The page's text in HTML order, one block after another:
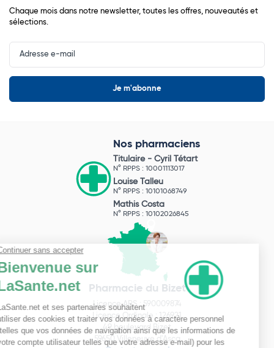
Chaque mois dans notre newsletter, toutes les offres, nouveautés et
sélections.
Input
Newsletter
Nos pharmaciens
Titulaire - Cyril Tétart
N° RPPS : 10001113017
Louise Talleu
N° RPPS : 10101068749
Mathis Costa
N° RPPS : 10102026845
Pharmacie du Bizet
Licence ARS : 590009874
Licence Ordinale : 126921
49 boulevard Bizet
59650 Villeneuve d'Ascq